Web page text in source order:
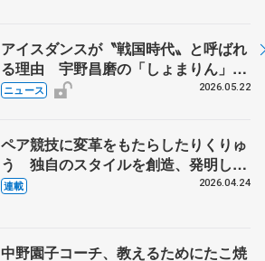
アイスダンスが〝戦国時代〟と呼ばれ
る理由 宇野昌磨の「しょまりん」ら
実力者が相次いで参戦 国内の競争激
ニュース 2026.05.22
ペア競技に変革をもたらしたりくりゅ
う 独自のスタイルを創造、発明した
【引退発表後②】
連載 2026.04.24
中野園子コーチ、教えるためにたこ焼